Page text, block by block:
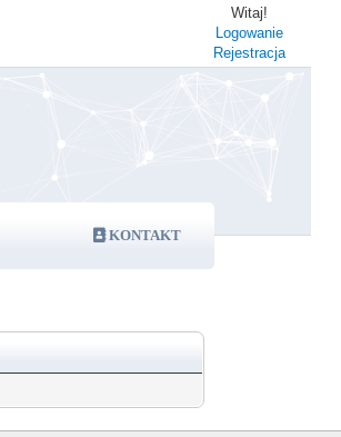
Witaj!
Logowanie
Rejestracja
KONTAKT